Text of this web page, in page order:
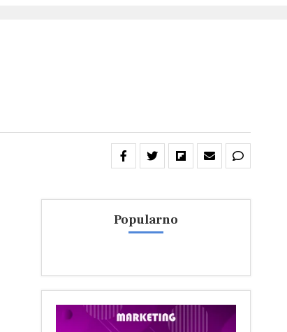
Popularno